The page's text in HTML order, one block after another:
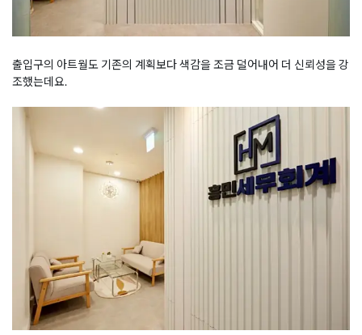
출입구의 아트월도 기존의 계획보다 색감을 조금 덜어내어 더 신뢰성을 강
조했는데요.